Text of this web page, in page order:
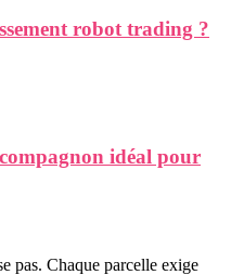
robot trading ?
idéal pour
pas. Chaque parcelle exige